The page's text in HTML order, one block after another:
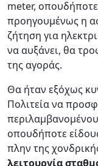
meter, οπουδήποτε
προηγουμένως η
ζήτηση για
να αυξάνει, θα
της αγοράς.
Θα ήταν εξόχως
Πολιτεία να
οπουδήποτε
πλην της
λειτουργία